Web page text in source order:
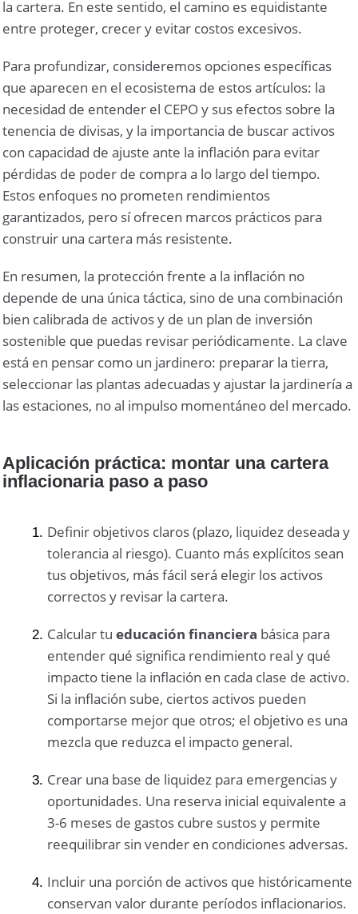
la cartera. En este sentido, el camino es equidistante
entre proteger, crecer y evitar costos excesivos.
Para profundizar, consideremos opciones específicas
que aparecen en el ecosistema de estos artículos: la
necesidad de entender el CEPO y sus efectos sobre la
tenencia de divisas, y la importancia de buscar activos
con capacidad de ajuste ante la inflación para evitar
pérdidas de poder de compra a lo largo del tiempo.
Estos enfoques no prometen rendimientos
garantizados, pero sí ofrecen marcos prácticos para
construir una cartera más resistente.
En resumen, la protección frente a la inflación no
depende de una única táctica, sino de una combinación
bien calibrada de activos y de un plan de inversión
sostenible que puedas revisar periódicamente. La clave
está en pensar como un jardinero: preparar la tierra,
seleccionar las plantas adecuadas y ajustar la jardinería a
las estaciones, no al impulso momentáneo del mercado.
Aplicación práctica: montar una cartera
inflacionaria paso a paso
Definir objetivos claros (plazo, liquidez deseada y
tolerancia al riesgo). Cuanto más explícitos sean
tus objetivos, más fácil será elegir los activos
correctos y revisar la cartera.
Calcular tueducación financiera básica para
entender qué significa rendimiento real y qué
impacto tiene la inflación en cada clase de activo.
Si la inflación sube, ciertos activos pueden
comportarse mejor que otros; el objetivo es una
mezcla que reduzca el impacto general.
Crear una base de liquidez para emergencias y
oportunidades. Una reserva inicial equivalente a
3-6 meses de gastos cubre sustos y permite
reequilibrar sin vender en condiciones adversas.
Incluir una porción de activos que históricamente
conservan valor durante períodos inflacionarios.